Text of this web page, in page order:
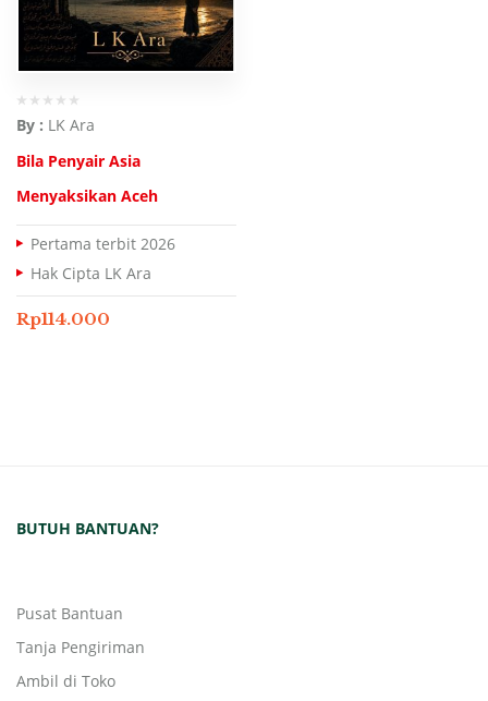
By : LK Ara
Bila Penyair Asia
Menyaksikan Aceh
Pertama terbit 2026
Hak Cipta LK Ara
Rp114.000
BUTUH BANTUAN?
Pusat Bantuan
Tanja Pengiriman
Ambil di Toko